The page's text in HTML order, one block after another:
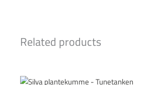
Related products